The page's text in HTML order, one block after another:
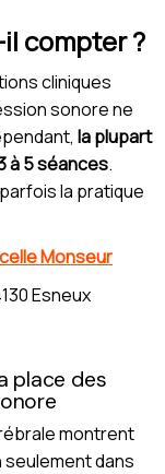
compter ?
cliniques
sonore ne
la plupart
à 5 séances.
la pratique
Monseur
Esneux
place des
montrent
dans